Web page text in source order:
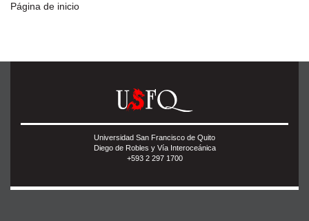
Página de inicio
Universidad San Francisco de Quito
Diego de Robles y Vía Interoceánica
+593 2 297 1700